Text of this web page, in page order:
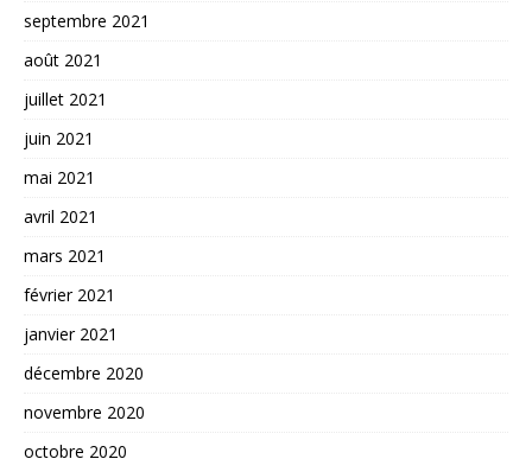
septembre 2021
août 2021
juillet 2021
juin 2021
mai 2021
avril 2021
mars 2021
février 2021
janvier 2021
décembre 2020
novembre 2020
octobre 2020